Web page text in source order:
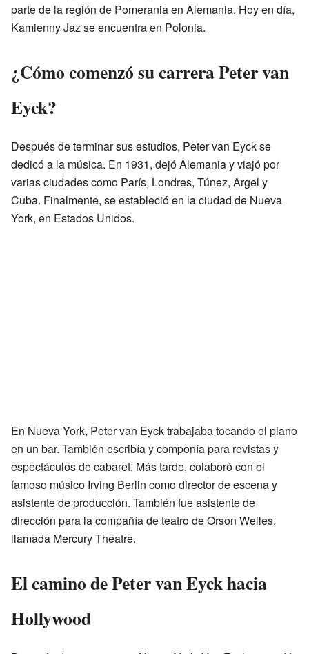
parte de la región de Pomerania en Alemania. Hoy en día,
Kamienny Jaz se encuentra en Polonia.
¿Cómo comenzó su carrera Peter van
Eyck?
Después de terminar sus estudios, Peter van Eyck se
dedicó a la música. En 1931, dejó Alemania y viajó por
varias ciudades como París, Londres, Túnez, Argel y
Cuba. Finalmente, se estableció en la ciudad de Nueva
York, en Estados Unidos.
En Nueva York, Peter van Eyck trabajaba tocando el piano
en un bar. También escribía y componía para revistas y
espectáculos de cabaret. Más tarde, colaboró con el
famoso músico Irving Berlin como director de escena y
asistente de producción. También fue asistente de
dirección para la compañía de teatro de Orson Welles,
llamada Mercury Theatre.
El camino de Peter van Eyck hacia
Hollywood